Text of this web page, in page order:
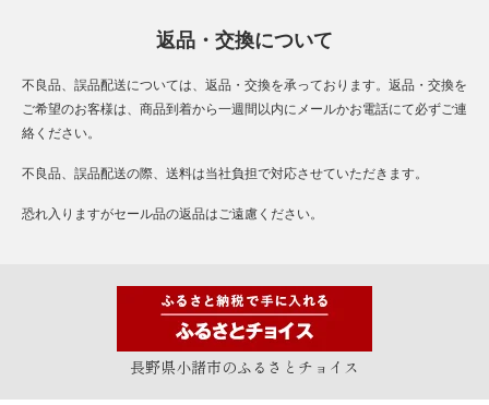
返品・交換について
不良品、誤品配送については、返品・交換を承っております。返品・交換を
ご希望のお客様は、商品到着から一週間以内にメールかお電話にて必ずご連
絡ください。
不良品、誤品配送の際、送料は当社負担で対応させていただきます。
恐れ入りますがセール品の返品はご遠慮ください。
長野県小諸市のふるさとチョイス